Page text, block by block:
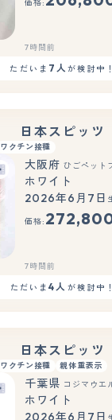
価格:
7時間前
ただいま 7人が検討中！
日本スピッツ
ワクチン接種
大阪府 ひごペット
ホワイト
2026年6月7日
価格:
7時間前
ただいま4人 が検討中！
日本スピッツ
ワクチン接種 親体重表示
千葉県 コジマウエ
ホワイト
2026年6月7日